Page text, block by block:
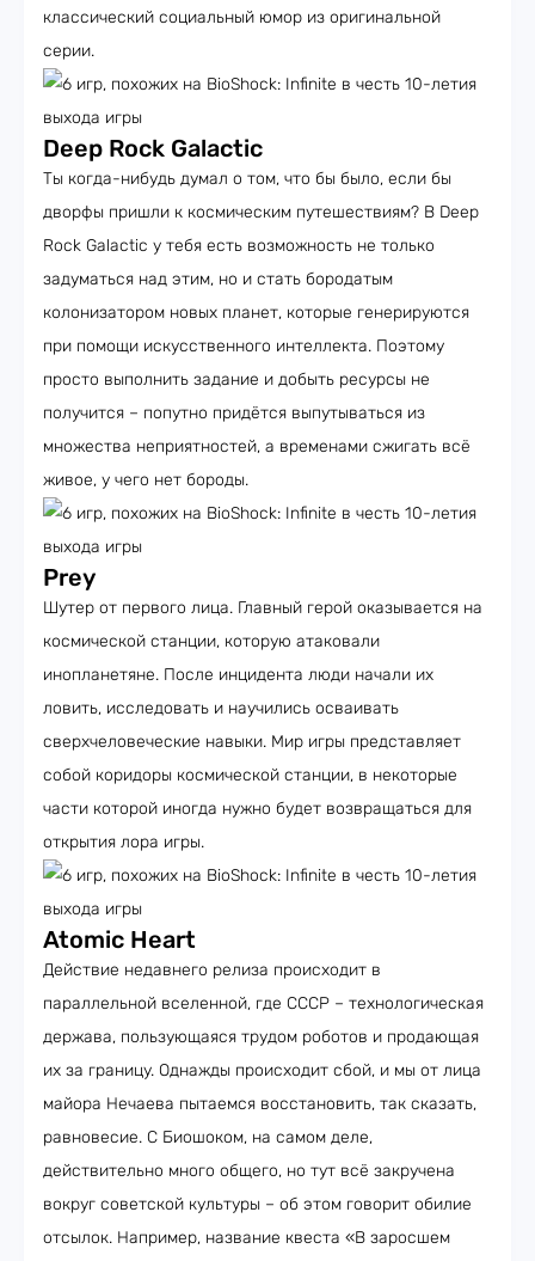
классический социальный юмор из оригинальной
серии.
Deep Rock Galactic
Ты когда-нибудь думал о том, что бы было, если бы
дворфы пришли к космическим путешествиям? В Deep
Rock Galactic у тебя есть возможность не только
задуматься над этим, но и стать бородатым
колонизатором новых планет, которые генерируются
при помощи искусственного интеллекта. Поэтому
просто выполнить задание и добыть ресурсы не
получится – попутно придётся выпутываться из
множества неприятностей, а временами сжигать всё
живое, у чего нет бороды.
Prey
Шутер от первого лица. Главный герой оказывается на
космической станции, которую атаковали
инопланетяне. После инцидента люди начали их
ловить, исследовать и научились осваивать
сверхчеловеческие навыки. Мир игры представляет
собой коридоры космической станции, в некоторые
части которой иногда нужно будет возвращаться для
открытия лора игры.
Atomic Heart
Действие недавнего релиза происходит в
параллельной вселенной, где СССР – технологическая
держава, пользующаяся трудом роботов и продающая
их за границу. Однажды происходит сбой, и мы от лица
майора Нечаева пытаемся восстановить, так сказать,
равновесие. С Биошоком, на самом деле,
действительно много общего, но тут всё закручена
вокруг советской культуры – об этом говорит обилие
отсылок. Например, название квеста «В заросшем